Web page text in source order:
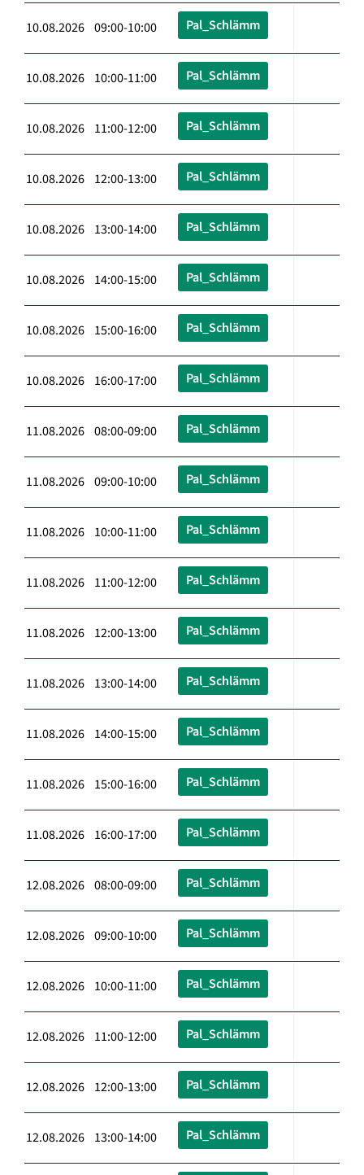
10.08.2026 09:00-10:00 Pal_Schlämm
10.08.2026 10:00-11:00 Pal_Schlämm
10.08.2026 11:00-12:00 Pal_Schlämm
10.08.2026 12:00-13:00 Pal_Schlämm
10.08.2026 13:00-14:00 Pal_Schlämm
10.08.2026 14:00-15:00 Pal_Schlämm
10.08.2026 15:00-16:00 Pal_Schlämm
10.08.2026 16:00-17:00 Pal_Schlämm
11.08.2026 08:00-09:00 Pal_Schlämm
11.08.2026 09:00-10:00 Pal_Schlämm
11.08.2026 10:00-11:00 Pal_Schlämm
11.08.2026 11:00-12:00 Pal_Schlämm
11.08.2026 12:00-13:00 Pal_Schlämm
11.08.2026 13:00-14:00 Pal_Schlämm
11.08.2026 14:00-15:00 Pal_Schlämm
11.08.2026 15:00-16:00 Pal_Schlämm
11.08.2026 16:00-17:00 Pal_Schlämm
12.08.2026 08:00-09:00 Pal_Schlämm
12.08.2026 09:00-10:00 Pal_Schlämm
12.08.2026 10:00-11:00 Pal_Schlämm
12.08.2026 11:00-12:00 Pal_Schlämm
12.08.2026 12:00-13:00 Pal_Schlämm
12.08.2026 13:00-14:00 Pal_Schlämm